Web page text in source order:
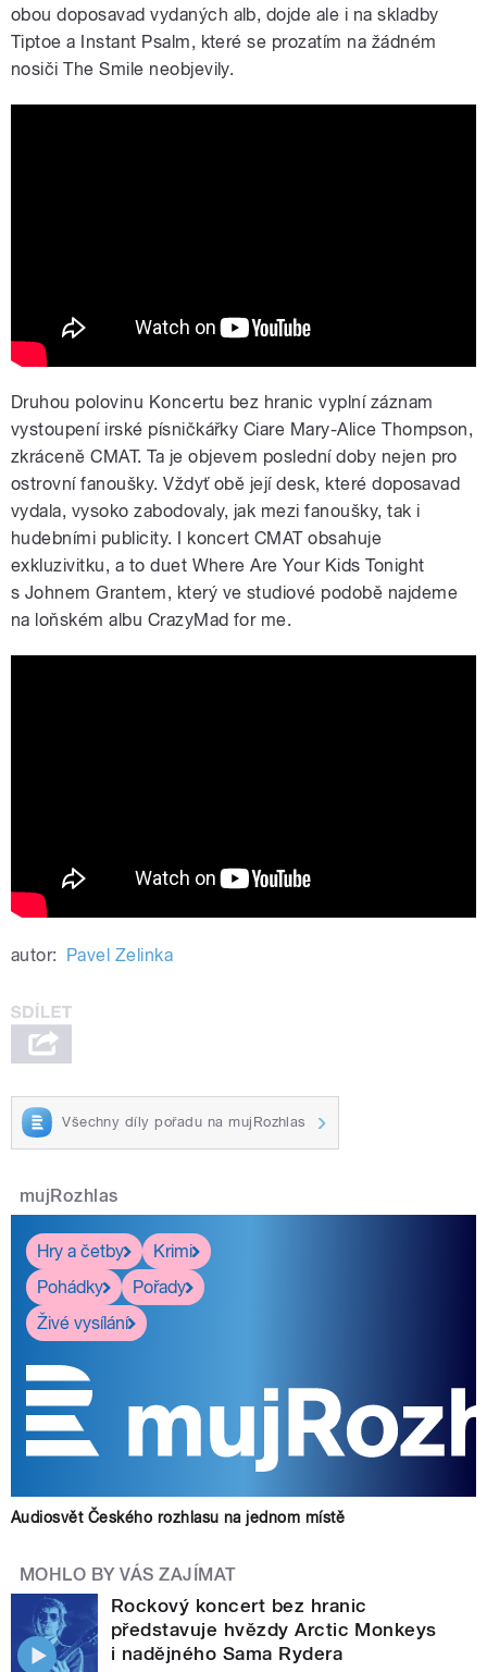
obou doposavad vydaných alb, dojde ale i na skladby
Tiptoe a Instant Psalm, které se prozatím na žádném
nosiči The Smile neobjevily.
Druhou polovinu Koncertu bez hranic vyplní záznam
vystoupení irské písničkářky Ciare Mary-Alice Thompson,
zkráceně CMAT. Ta je objevem poslední doby nejen pro
ostrovní fanoušky. Vždyť obě její desk, které doposavad
vydala, vysoko zabodovaly, jak mezi fanoušky, tak i
hudebními publicity. I koncert CMAT obsahuje
exkluzivitku, a to duet Where Are Your Kids Tonight
s Johnem Grantem, který ve studiové podobě najdeme
na loňském albu CrazyMad for me.
autor: Pavel Zelinka
Všechny díly pořadu na mujRozhlas
mujRozhlas
Hry a četby
Krimi
Pohádky
Pořady
Živé vysílání
Audiosvět Českého rozhlasu na jednom místě
MOHLO BY VÁS ZAJÍMAT
Rockový koncert bez hranic
představuje hvězdy Arctic Monkeys
i nadějného Sama Rydera